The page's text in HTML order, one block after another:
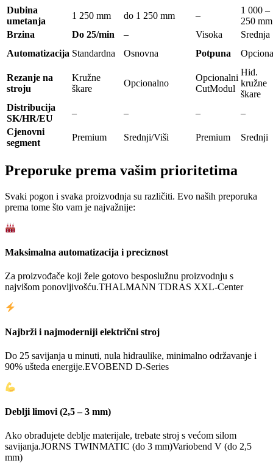
Dubina
umetanja
1 250 mm do 1 250 mm –
1 000 –
250 mm
Brzina
Do 25/min – Visoka
Srednja
Automatizacija Standardna Osnovna Potpuna
Rezanje na
stroju
Kružne
škare
Opcionalno
Opcionalni
CutModul
Hid.
kružne
škare
Distribucija
SK/HR/EU
– – –
–
Cjenovni
segment
Premium Srednji/Viši Premium Srednji
Preporuke prema vašim prioritetima
Svaki pogon i svaka proizvodnja su različiti. Evo naših preporuka
prema tome što vam je najvažnije:
Maksimalna automatizacija i preciznost
Za proizvođače koji žele gotovo besposlužnu proizvodnju s
najvišom ponovljivošću.THALMANN TDRAS XXL-Center
Najbrži i najmoderniji električni stroj
Do 25 savijanja u minuti, nula hidraulike, minimalno održavanje i
90% ušteda energije.EVOBEND D-Series
Deblji limovi (2,5 – 3 mm)
Ako obrađujete deblje materijale, trebate stroj s većom silom
savijanja.JORNS TWINMATIC (do 3 mm)Variobend V (do 2,5
mm)